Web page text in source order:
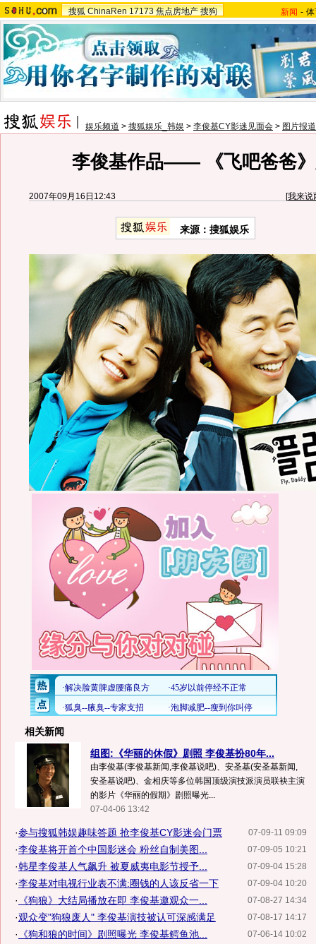
搜狐 ChinaRen 17173 焦点房地产 搜狗 新闻 -
娱乐频道 > 搜狐娱乐_韩娱 > 李俊基CY影迷见面会 > 图片报道
李俊基作品—— 《飞吧爸爸
2007年09月16日12:43 [我来说
来源：搜狐娱乐
相关新闻
组图:《华丽的休假》剧照 李俊基扮80年...
由李俊基(李俊基新闻,李俊基说吧)、安圣基(安圣基新闻,
安圣基说吧)、金相庆等多位韩国顶级演技派演员联袂主演
的影片《华丽的假期》剧照曝光...
07-04-06 13:42
07-09-11 09:09
·参与搜狐韩娱趣味答题 抢李俊基CY影迷会门票
07-09-05 10:21
·李俊基将开首个中国影迷会 粉丝自制美图...
07-09-04 15:28
·韩星李俊基人气飙升 被夏威夷电影节授予...
07-09-04 10:20
·李俊基对电视行业表不满:圈钱的人该反省一下
07-08-27 14:34
· 《狗狼》大结局播放在即 李俊基邀观众一...
07-08-17 14:17
·观众变"狗狼废人" 李俊基演技被认可深感满足
07-06-14 10:02
·
《狗和狼的时间》剧照曝光 李俊基鳄鱼池...